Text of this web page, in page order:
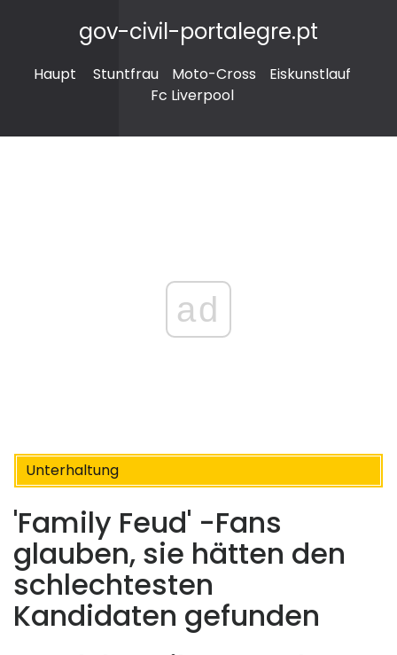
gov-civil-portalegre.pt
Haupt Stuntfrau Moto-Cross
Eiskunstlauf
Fc Liverpool
ad
Unterhaltung
'Family Feud' -Fans
glauben, sie hätten den
schlechtesten
Kandidaten gefunden